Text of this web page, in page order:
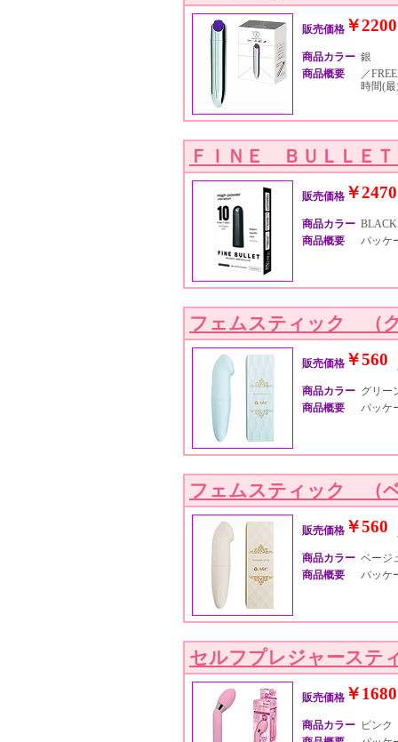
販売価格 ￥2200
商品カラー 銀
商品概要
／
時間(
ＦＩＮＥ ＢＵＬＬＥ
販売価格 ￥2470
商品カラー
商品概要
パッケ
フェムスティック （
販売価格 ￥560
商品カラー グリー
商品概要
パッケ
フェムスティック （
販売価格 ￥560
商品カラー ベージ
商品概要
パッケ
セルフプレジャーステ
販売価格 ￥1680
商品カラー ピンク